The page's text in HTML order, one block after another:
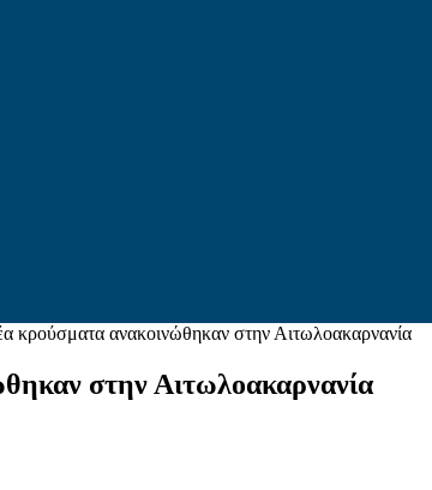
κρούσματα ανακοινώθηκαν στην Αιτωλοακαρνανία
στην Αιτωλοακαρνανία